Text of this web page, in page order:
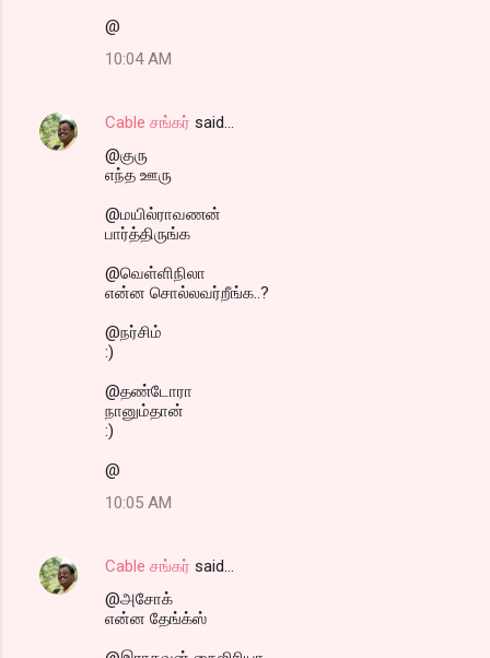
@
10:04 AM
Cable சங்கர் said…
@குரு
எந்த ஊரு
@மயில்ராவணன்
பார்த்திருங்க
@வெள்ளிநிலா
என்ன சொல்லவர்றீங்க..?
@நர்சிம்
:)
@தண்டோரா
நானும்தான்
:)
@
10:05 AM
Cable சங்கர் said…
@அசோக்
என்ன தேங்க்ஸ்